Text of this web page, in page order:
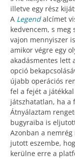
illetve egy rész
A Legend alcímet
kedvencem, s meg
vajon mennyiszer
amikor végre egy
akadásmentes lett
opció
újabb operációs
fel a fejét a
játszhatatlan, ha a
Átnyálaztam
bugyraiba is
Azonban a nemrég
jutott eszembe,
kerülne erre a